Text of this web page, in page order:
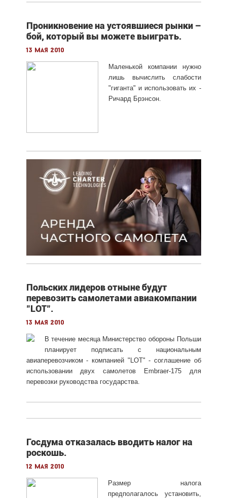
Проникновение на устоявшиеся рынки –
бой, который вы можете выиграть.
13 мая 2010
Маленькой компании нужно
лишь вычислить слабости
"гиганта" и использовать их -
Ричард Брэнсон.
Польских лидеров отныне будут
перевозить самолетами авиакомпании
"LOT".
13 мая 2010
В течение месяца Министерство обороны Польши
планирует подписать с национальным
авиаперевозчиком - компанией "LOT" - соглашение об
использовании двух самолетов Embraer-175 для
перевозки руководства государства.
Госдума отказалась вводить налог на
роскошь.
12 мая 2010
Размер налога
предполагалось установить,